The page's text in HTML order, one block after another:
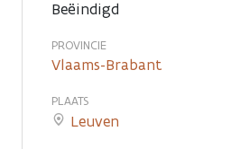
aan
Groeneweg
Beëindigd
PROVINCIE
Vlaams-Brabant
PLAATS
Leuven